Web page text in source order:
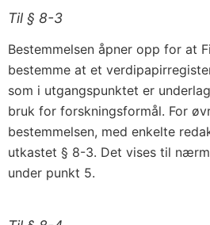
Til § 8-3
Bestemmelsen åpner opp for at
bestemme at et
som i utgangspunktet er
bruk for forskningsformål. For
bestemmelsen, med enkelte
utkastet § 8-3. Det vises til
under punkt 5.